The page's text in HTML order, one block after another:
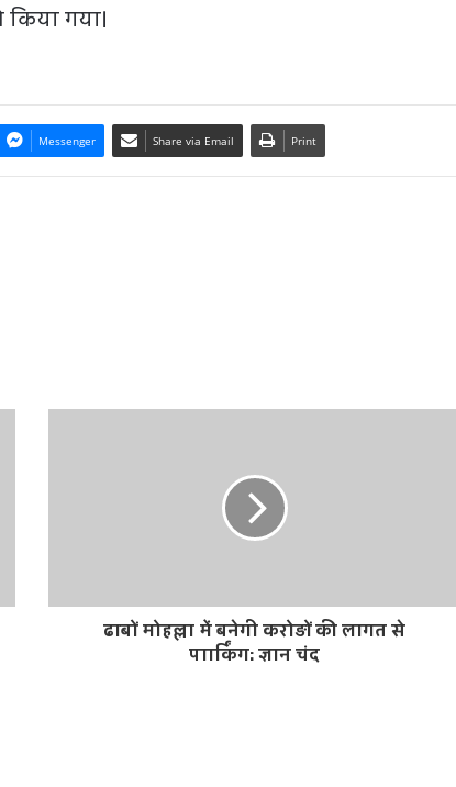
गया।
Messenger Share via Email Print
ढाबों मोहल्ला में बनेगी करोड़ों की लागत से
पाार्किंग: ज्ञान चंद